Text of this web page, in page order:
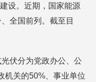
设。近期，国家能源
全国前列。截至目
伏分为党政办公、公
机关的50%、事业单位